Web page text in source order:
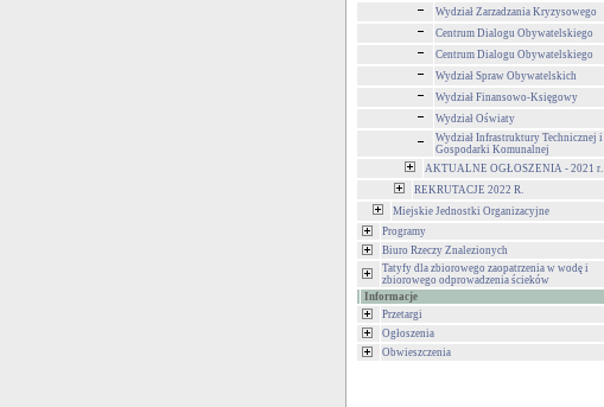
Wydział Zarzadzania Kryzysowego
Centrum Dialogu Obywatelskiego
Centrum Dialogu Obywatelskiego
Wydział Spraw Obywatelskich
Wydział Finansowo-Księgowy
Wydział Oświaty
Wydział Infrastruktury Technicznej i
Gospodarki Komunalnej
AKTUALNE OGŁOSZENIA - 2021 r.
REKRUTACJE 2022 R.
Miejskie Jednostki Organizacyjne
Programy
Biuro Rzeczy Znalezionych
Tatyfy dla zbiorowego zaopatrzenia w wodę i
zbiorowego odprowadzenia ścieków
Informacje
Przetargi
Ogłoszenia
Obwieszczenia